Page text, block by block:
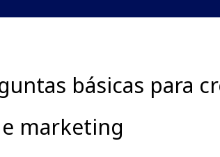
básicas para
marketing